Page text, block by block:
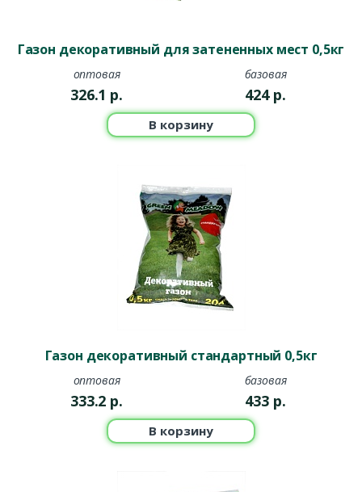
Газон декоративный для затененных мест 0,5кг
оптовая
326.1 р.
базовая
424 р.
В корзину
Газон декоративный стандартный 0,5кг
оптовая
333.2 р.
базовая
433 р.
В корзину